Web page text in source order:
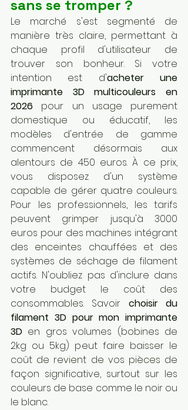
sans se tromper ?
Le marché s'est segmenté de
manière très claire, permettant à
chaque profil d'utilisateur de
trouver son bonheur. Si votre
intention est d'acheter une
imprimante 3D multicouleurs en
2026 pour un usage purement
domestique ou éducatif, les
modèles d'entrée de gamme
commencent désormais aux
alentours de 450 euros. À ce prix,
vous disposez d'un système
capable de gérer quatre couleurs.
Pour les professionnels, les tarifs
peuvent grimper jusqu'à 3000
euros pour des machines intégrant
des enceintes chauffées et des
systèmes de séchage de filament
actifs. N'oubliez pas d'inclure dans
votre budget le coût des
consommables. Savoir choisir du
filament 3D pour mon imprimante
3D en gros volumes (bobines de
2kg ou 5kg) peut faire baisser le
coût de revient de vos pièces de
façon significative, surtout sur les
couleurs de base comme le noir ou
le blanc.